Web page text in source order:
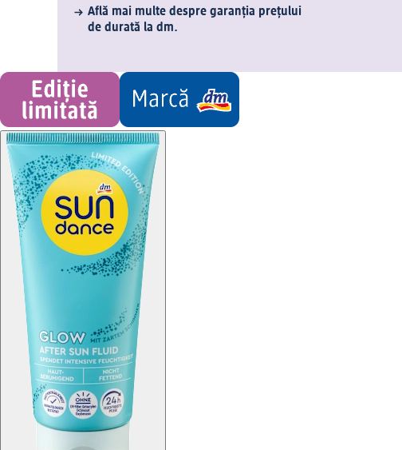
Află mai multe despre garanția prețului
de durată la dm.